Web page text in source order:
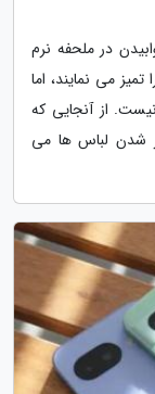
در ملحفه نرم
می نمایند، اما
از آنجایی که
شدن لباس ها می